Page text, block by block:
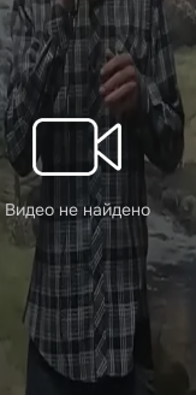
Видео не найдено